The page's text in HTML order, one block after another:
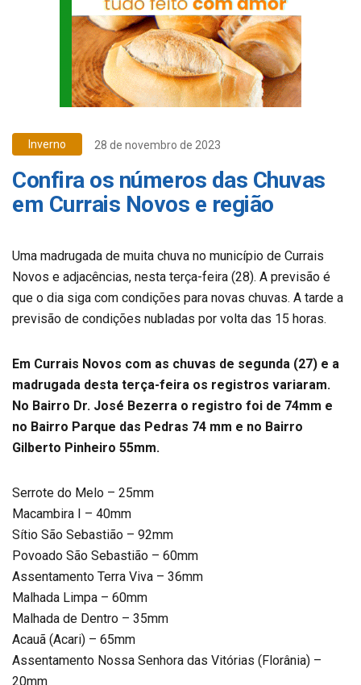
Inverno 28 de novembro de 2023
Confira os números das Chuvas
em Currais Novos e região
Uma madrugada de muita chuva no município de Currais
Novos e adjacências, nesta terça-feira (28). A previsão é
que o dia siga com condições para novas chuvas. A tarde a
previsão de condições nubladas por volta das 15 horas.
Em Currais Novos com as chuvas de segunda (27) e a
madrugada desta terça-feira os registros variaram.
No Bairro Dr. José Bezerra o registro foi de 74mm e
no Bairro Parque das Pedras 74 mm e no Bairro
Gilberto Pinheiro 55mm.
Serrote do Melo – 25mm
Macambira I – 40mm
Sítio São Sebastião – 92mm
Povoado São Sebastião – 60mm
Assentamento Terra Viva – 36mm
Malhada Limpa – 60mm
Malhada de Dentro – 35mm
Acauã (Acari) – 65mm
Assentamento Nossa Senhora das Vitórias (Florânia) –
20mm